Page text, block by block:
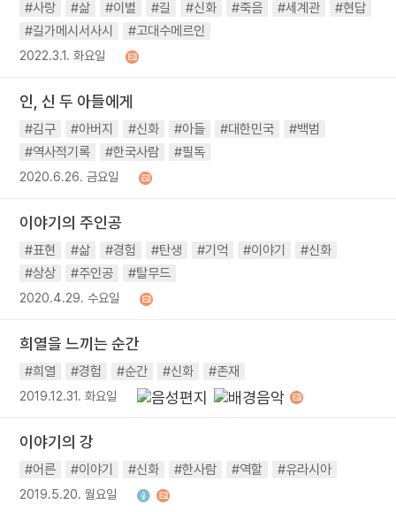
#사랑 #삶 #이별 #길 #신화 #죽음 #세계관
#현답
#길가메시서사시
#고대수메르인
2022.3.1. 화요일
인, 신 두 아들에게
#김구 #아버지 #신화 #아들 #대한민국
#백범
#역사적기록
#한국사람 #필독
2020.6.26. 금요일
이야기의 주인공
#표현 #삶 #경험 #탄생 #기억 #이야기
#신화
#상상
#주인공 #탈무드
2020.4.29. 수요일
희열을 느끼는 순간
#희열 #경험 #순간 #신화 #존재
2019.12.31. 화요일
이야기의 강
#어른 #이야기 #신화 #한사람 #역할 #유라시아
2019.5.20. 월요일